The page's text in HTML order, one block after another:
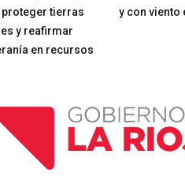
proteger tierras
y reafirmar
en recursos
y con viento